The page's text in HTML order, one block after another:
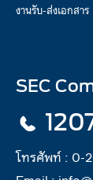
งานรับ-ส่งเอกสาร
SEC
โทรศัพท์ : 0-